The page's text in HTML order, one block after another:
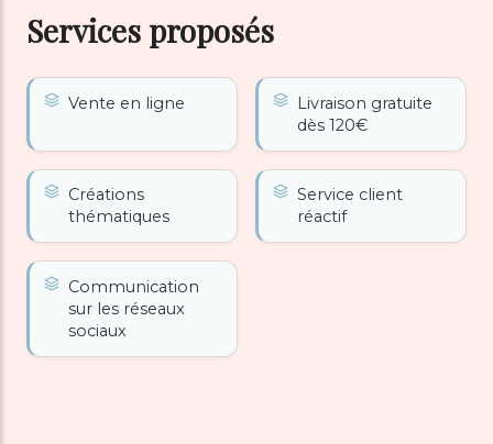
Services proposés
Vente en ligne
Livraison gratuite
dès 120€
Créations
thématiques
Service client
réactif
Communication
sur les réseaux
sociaux